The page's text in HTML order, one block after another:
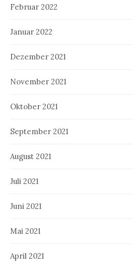
Februar 2022
Januar 2022
Dezember 2021
November 2021
Oktober 2021
September 2021
August 2021
Juli 2021
Juni 2021
Mai 2021
April 2021